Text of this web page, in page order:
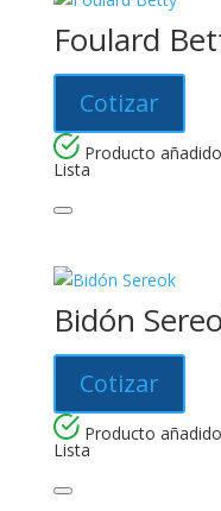
Foulard
Cotizar
Producto
Lista
Bidón
Cotizar
Producto
Lista